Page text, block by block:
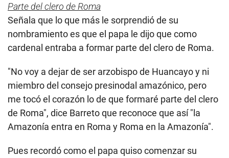
Parte del clero de Roma
Señala que lo que más le sorprendió de su
nombramiento es que el papa le dijo que como
cardenal entraba a formar parte del clero de Roma.
"No voy a dejar de ser arzobispo de Huancayo y ni
miembro del consejo presinodal amazónico, pero
me tocó el corazón lo de que formaré parte del clero
de Roma", dice Barreto que reconoce que así "la
Amazonía entra en Roma y Roma en la Amazonía".
Pues recordó como el papa quiso comenzar su